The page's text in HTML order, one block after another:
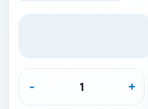
- +